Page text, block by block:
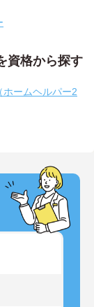
資格から探す
ームヘルパー2